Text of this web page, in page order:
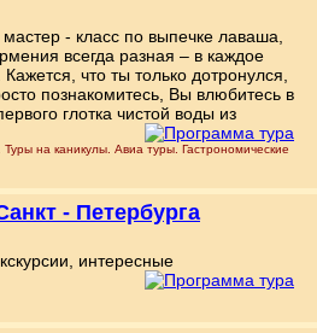
- класс по выпечке лаваша,
всегда разная – в каждое
что ты только дотронулся,
познакомитесь, Вы влюбитесь в
глотка чистой воды из
на каникулы. Авиа туры. Гастрономические
- Петербурга
интересные